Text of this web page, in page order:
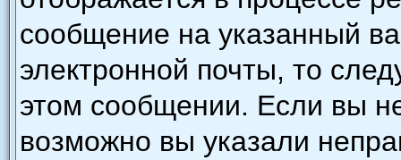
сообщение на указанный
электронной почты, то
этом сообщении. Если вы
возможно вы указали